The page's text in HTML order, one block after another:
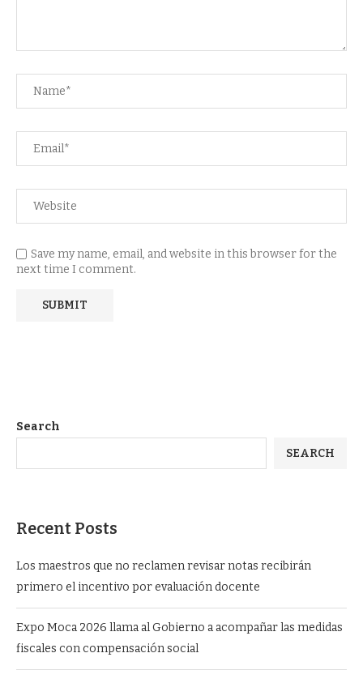
Save my name, email, and website in this browser for the
next time I comment.
Search
SEARCH
Recent Posts
Los maestros que no reclamen revisar notas recibirán
primero el incentivo por evaluación docente
Expo Moca 2026 llama al Gobierno a acompañar las medidas
fiscales con compensación social